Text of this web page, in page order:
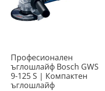
Професионален
ъглошлайф Bosch GWS
9-125 S | Компактен
ъглошлайф